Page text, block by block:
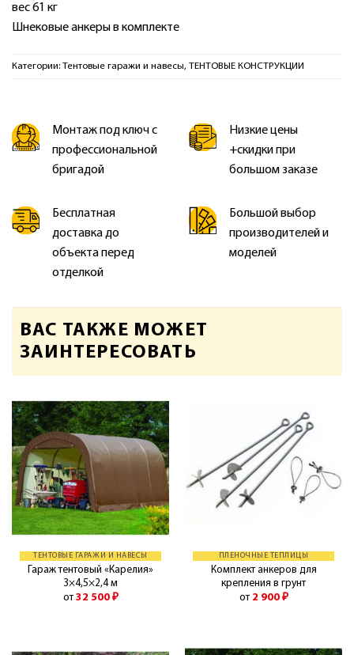
вес 61 кг
Шнековые анкеры в комплекте
Категории: Тентовые гаражи и навесы, ТЕНТОВЫЕ КОНСТРУКЦИИ
Монтаж под ключ с
профессиональной
бригадой
Низкие цены
+скидки при
большом заказе
Бесплатная
доставка до
объекта перед
отделкой
Большой выбор
производителей и
моделей
ВАС ТАКЖЕ МОЖЕТ
ЗАИНТЕРЕСОВАТЬ
ТЕНТОВЫЕ ГАРАЖИ И НАВЕСЫ
Гараж тентовый «Карелия»
3×4,5×2,4 м
от 32 500 ₽
ПЛЕНОЧНЫЕ ТЕПЛИЦЫ
Комплект анкеров для
крепления в грунт
от 2 900 ₽